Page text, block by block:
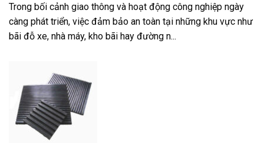
Trong bối cảnh giao thông và hoạt động công nghiệp ngày
càng phát triển, việc đảm bảo an toàn tại những khu vực như
bãi đỗ xe, nhà máy, kho bãi hay đường n...